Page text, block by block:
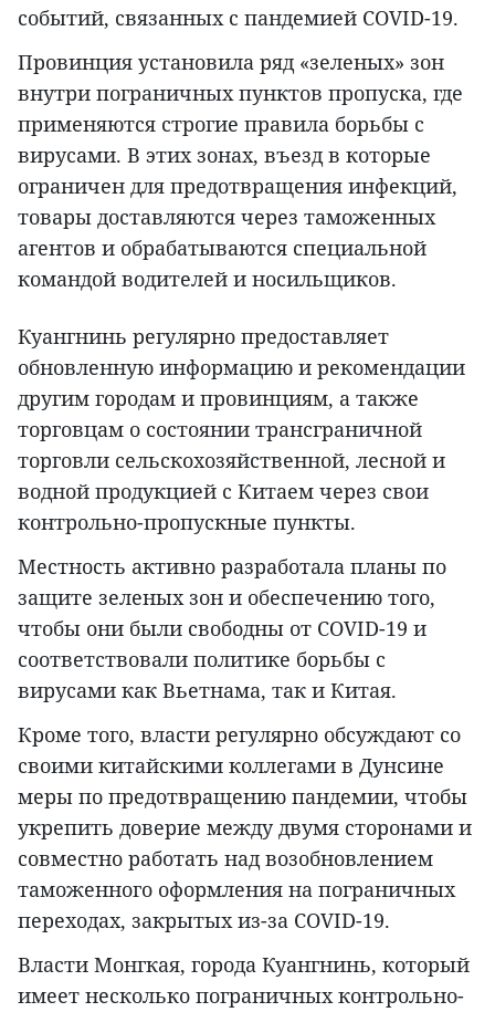
событий, связанных с пандемией COVID-19.
Провинция установила ряд «зеленых» зон
внутри пограничных пунктов пропуска, где
применяются строгие правила борьбы с
вирусами. В этих зонах, въезд в которые
ограничен для предотвращения инфекций,
товары доставляются через таможенных
агентов и обрабатываются специальной
командой водителей и носильщиков.
Куангнинь регулярно предоставляет
обновленную информацию и рекомендации
другим городам и провинциям, а также
торговцам о состоянии трансграничной
торговли сельскохозяйственной, лесной и
водной продукцией с Китаем через свои
контрольно-пропускные пункты.
Местность активно разработала планы по
защите зеленых зон и обеспечению того,
чтобы они были свободны от COVID-19 и
соответствовали политике борьбы с
вирусами как Вьетнама, так и Китая.
Кроме того, власти регулярно обсуждают со
своими китайскими коллегами в Дунсине
меры по предотвращению пандемии, чтобы
укрепить доверие между двумя сторонами и
совместно работать над возобновлением
таможенного оформления на пограничных
переходах, закрытых из-за COVID-19.
Власти Монгкая, города Куангнинь, который
имеет несколько пограничных контрольно-